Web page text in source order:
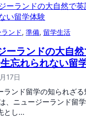
ンド, 準備, 留学生活
ーランドの大自
忘れられない留
17日
ランド留学の知られざ
、ニュージーランド留
とし…